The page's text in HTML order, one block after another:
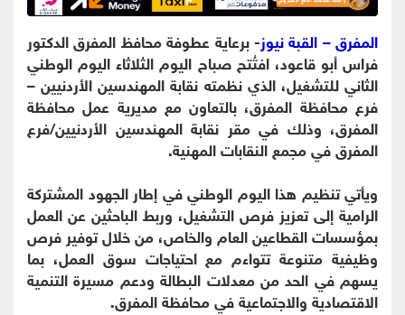
المفرق – القبة نيوز- برعاية عطوفة محافظ المفرق الدكتور
فراس أبو قاعود، افتُتح صباح اليوم الثلاثاء اليوم الوطني
الثاني للتشغيل، الذي نظمته نقابة المهندسين الأردنيين –
فرع محافظة المفرق، بالتعاون مع مديرية عمل محافظة
المفرق، وذلك في مقر نقابة المهندسين الأردنيين/فرع
المفرق في مجمع النقابات المهنية.
ويأتي تنظيم هذا اليوم الوطني في إطار الجهود المشتركة
الرامية إلى تعزيز فرص التشغيل، وربط الباحثين عن العمل
بمؤسسات القطاعين العام والخاص، من خلال توفير فرص
وظيفية متنوعة تتواءم مع احتياجات سوق العمل، بما
يسهم في الحد من معدلات البطالة ودعم مسيرة التنمية
الاقتصادية والاجتماعية في محافظة المفرق.